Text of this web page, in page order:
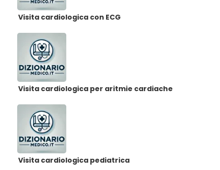
Visita cardiologica con ECG
Visita cardiologica per aritmie cardiache
Visita cardiologica pediatrica